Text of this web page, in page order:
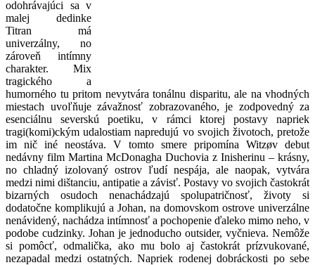
odohrávajúci sa v
malej dedinke
Titran má
univerzálny, no
zároveň intímny
charakter. Mix
tragického a
humorného tu pritom nevytvára tonálnu disparitu, ale na vhodných
miestach uvoľňuje závažnosť zobrazovaného, je zodpovedný za
esenciálnu severskú poetiku, v rámci ktorej postavy napriek
tragi(komi)ckým udalostiam napredujú vo svojich životoch, pretože
im nič iné neostáva. V tomto smere pripomína Witzøv debut
nedávny film Martina McDonagha Duchovia z Inisherinu – krásny,
no chladný izolovaný ostrov ľudí nespája, ale naopak, vytvára
medzi nimi dištanciu, antipatie a závisť. Postavy vo svojich častokrát
bizarných osudoch nenachádzajú spolupatričnosť, životy si
dodatočne komplikujú a Johan, na domovskom ostrove univerzálne
nenávidený, nachádza intímnosť a pochopenie ďaleko mimo neho, v
podobe cudzinky. Johan je jednoducho outsider, vyčnieva. Nemôže
si pomôcť, odmalička, ako mu bolo aj častokrát prízvukované,
nezapadal medzi ostatných. Napriek rodenej dobráckosti po sebe